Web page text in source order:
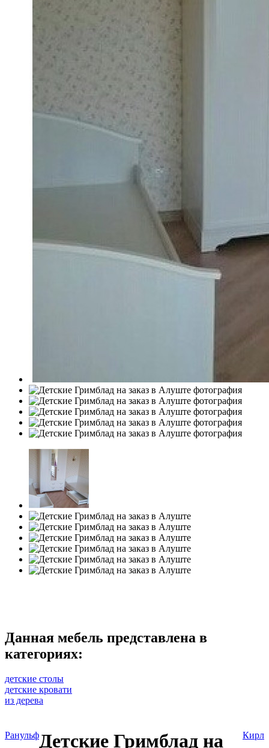
Данная мебель представлена в
категориях:
детские столы
детские кровати
из дерева
Ранульф Кирл
Детские Гримблад на